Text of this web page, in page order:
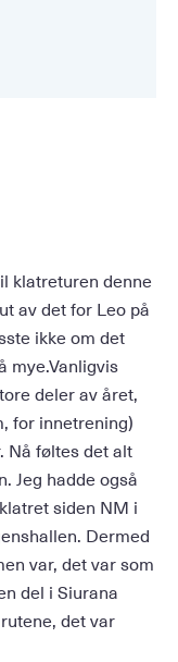
klatreturen denne
av det for Leo på
ikke om det
mye.Vanligvis
deler av året,
for innetrening)
Nå føltes det alt
Jeg hadde også
siden NM i
Dermed
var, det var som
del i Siurana
det var